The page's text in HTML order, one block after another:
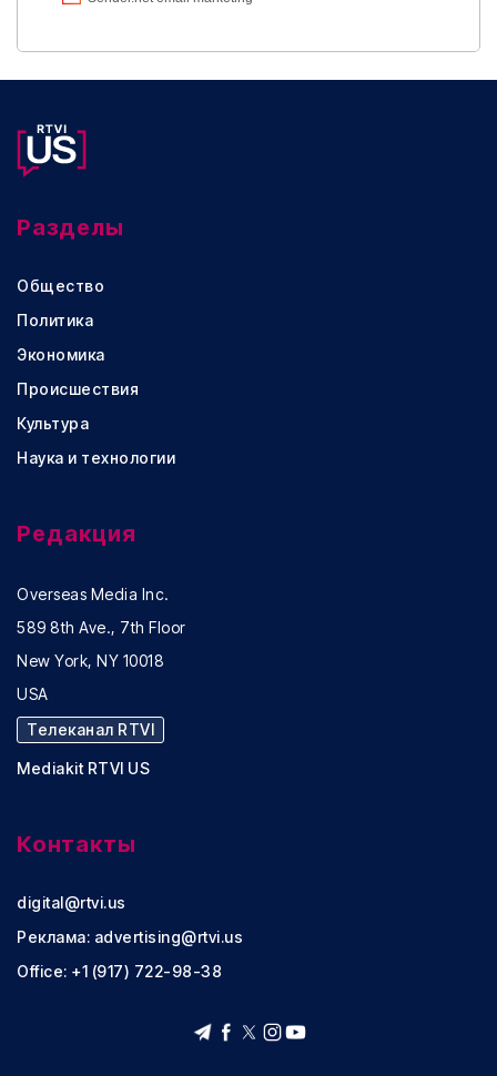
Разделы
Общество
Политика
Экономика
Происшествия
Культура
Наука и технологии
Редакция
Overseas Media Inc.
589 8th Ave., 7th Floor
New York, NY 10018
USA
Телеканал RTVI
Mediakit RTVI US
Контакты
digital@rtvi.us
Реклама: advertising@rtvi.us
Office: +1 (917) 722-98-38